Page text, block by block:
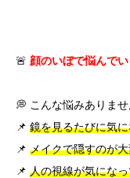
🚨 顔のいぼで悩んで
💭 こんな悩みありませ
📌 鏡を見るたびに気
📌 メイクで隠すのが
📌 人の視線が気にな